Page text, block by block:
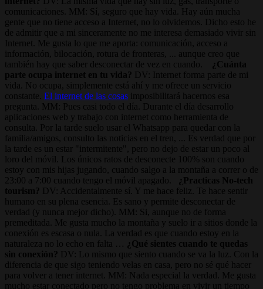
comunicaciones. MM: Sí, seguro que hay vida. Hay aún mucha
gente que no tiene acceso a Internet, no lo olvidemos. Dicho esto he
de admitir que a mi sinceramente no me interesa demasiado vivir sin
Internet. Me gusta lo que me aporta: comunicación, acceso a
información, bilocación, rotura de fronteras, ... aunque creo que
también hay que saber desconectar de vez en cuando.
¿Cuánta
parte ocupa internet en tu vida? DV: Internet forma parte de mi
vida. No ocupa, simplemente está ahí y me ofrece un servicio
constante. El internet de las cosas imposibilitará hacernos esa
pregunta. MM: Pues casi todo el día. Durante el día desarrollo
aplicaciones web y trabajo con internet como herramienta de
consulta. Por la tarde suelo usar el Whatsapp para quedar con la
familia/amigos, consulto las noticias en el tren, ... Es verdad que por
la tarde es un estar "intermitente", pero no dejo de estar un poco al
loro del móvil. Los únicos ratos de desconecte 100% son cuando
estoy con mis hijas jugando, cuando salgo a la montaña a correr o de
23:00 a 7:00 cuando tengo el móvil apagado.
¿Practicas No-tech
tourism? DV: Accidentalmente sí. Y me hace feliz. Te hace sentir
humano en su plena esencia. Es sano y permite desconectar de
verdad (y nunca mejor dicho). MM: Si, aunque no de forma
premeditada. Me gusta mucho la montaña y suelo ir a sitios donde la
conexión es escasa o nula. La verdad es que cuando estoy en la
naturaleza no lo echo en falta … ¿Qué sientes cuando te quedas
sin conexión? DV: Lo mismo que siento cuando se va la luz. Con la
diferencia de que sigo teniendo velas en casa, pero no sé qué hacer
para volver a tener internet. MM: Nada especial la verdad. Me gusta
mucho estar conectado pero no tengo problema en vivir un tiempo